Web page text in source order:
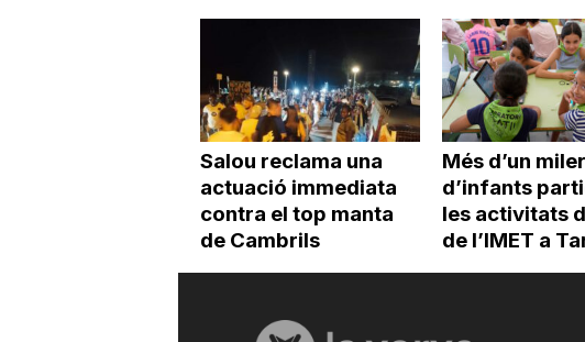
Salou reclama una
actuació immediata
contra el top manta
de Cambrils
Més d’un miler
d’infants
les activitats
de l’IMET a